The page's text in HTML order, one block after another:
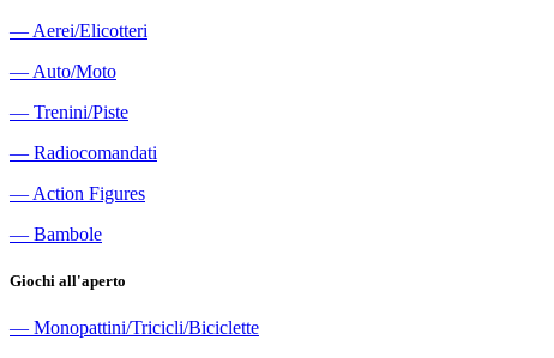
― Aerei/Elicotteri
― Auto/Moto
― Trenini/Piste
― Radiocomandati
― Action Figures
― Bambole
Giochi all'aperto
― Monopattini/Tricicli/Biciclette